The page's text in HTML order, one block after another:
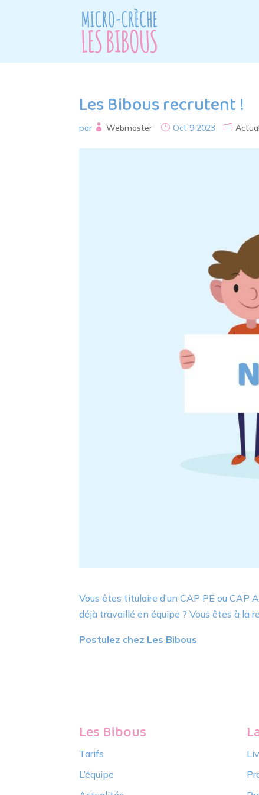
Les Bibous recrutent !
par Webmaster Oct 9 2023
Vous êtes titulaire d’un CAP PE ou CAP
déjà travaillé en équipe ? Vous êtes à la
Postulez chez Les Bibous
Les Bibous
Tarifs
L’équipe